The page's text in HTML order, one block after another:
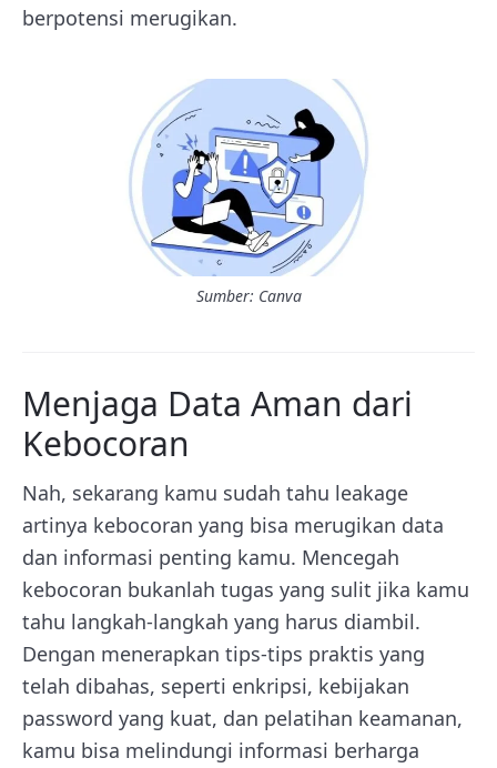
berpotensi merugikan.
Sumber: Canva
Menjaga Data Aman dari
Kebocoran
Nah, sekarang kamu sudah tahu leakage
artinya kebocoran yang bisa merugikan data
dan informasi penting kamu. Mencegah
kebocoran bukanlah tugas yang sulit jika kamu
tahu langkah-langkah yang harus diambil.
Dengan menerapkan tips-tips praktis yang
telah dibahas, seperti enkripsi, kebijakan
password yang kuat, dan pelatihan keamanan,
kamu bisa melindungi informasi berharga